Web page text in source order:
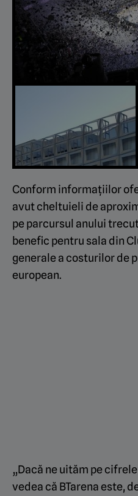
Conform informațiilor
avut cheltuieli de
pe parcursul anului
benefic pentru sala din
generale a costurilor de
european.
„Dacă ne uităm pe
vedea că BTarena este,